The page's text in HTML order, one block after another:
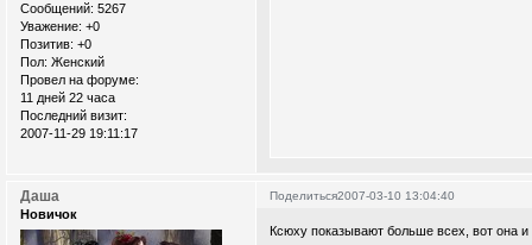
Сообщений: 5267
Уважение: +0
Позитив: +0
Пол: Женский
Провел на форуме:
11 дней 22 часа
Последний визит:
2007-11-29 19:11:17
Поделиться2007-03-10 13:04:40
Даша
Новичок
Ксюху показывают больше всех, вот она